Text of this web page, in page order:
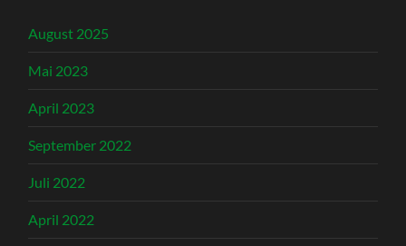
August 2025
Mai 2023
April 2023
September 2022
Juli 2022
April 2022